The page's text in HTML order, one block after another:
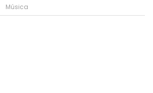
Música